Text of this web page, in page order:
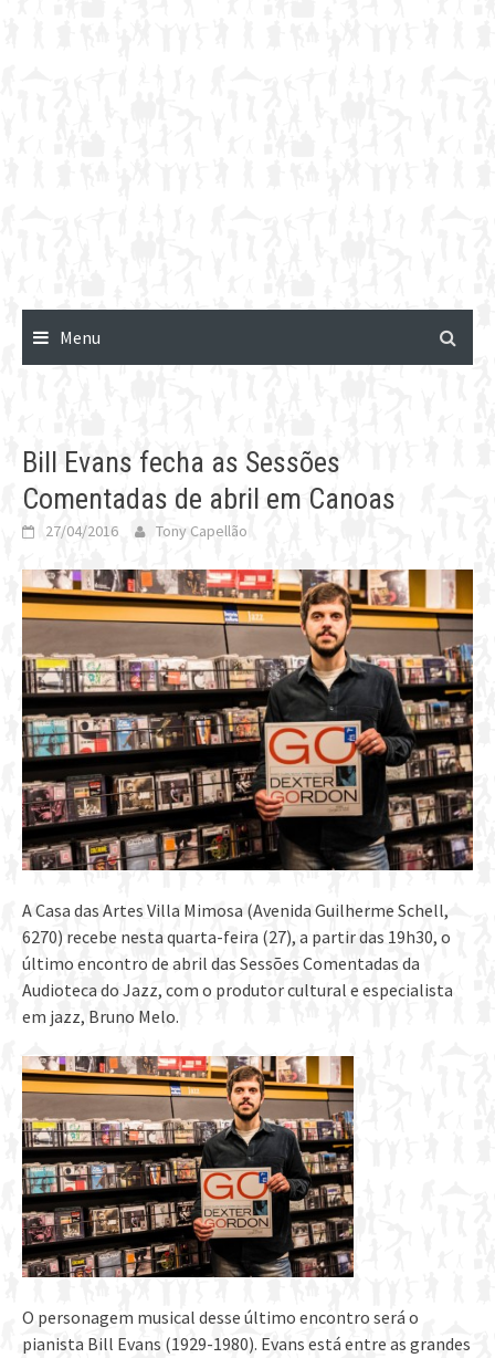
Menu
Bill Evans fecha as Sessões
Comentadas de abril em Canoas
27/04/2016 Tony Capellão
A Casa das Artes Villa Mimosa (Avenida Guilherme Schell,
6270) recebe nesta quarta-feira (27), a partir das 19h30, o
último encontro de abril das Sessões Comentadas da
Audioteca do Jazz, com o produtor cultural e especialista
em jazz, Bruno Melo.
O personagem musical desse último encontro será o
pianista Bill Evans (1929-1980). Evans está entre as grandes